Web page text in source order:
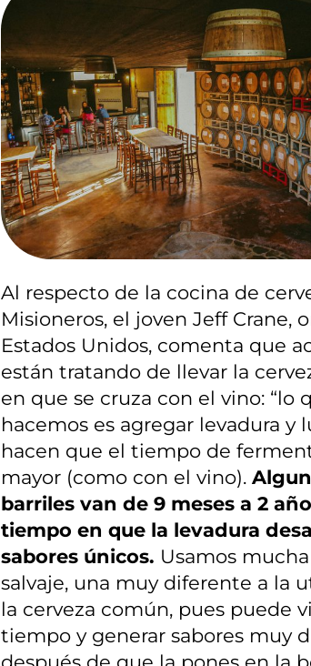
Al respecto de la cocina de
Misioneros, el joven Jeff Crane,
Estados Unidos, comenta que
están tratando de llevar la
en que se cruza con el vino: “lo
hacemos es agregar levadura y
hacen que el tiempo de
mayor (como con el vino).
barriles van de 9 meses a 2
tiempo en que la levadura
sabores únicos. Usamos
salvaje, una muy diferente a la
la cerveza común, pues puede
tiempo y generar sabores muy